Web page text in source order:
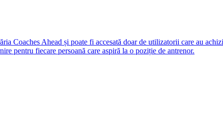
Coaches Ahead și poate fi accesată doar de utilizatorii care au
pentru fiecare persoană care aspiră la o poziție de antrenor.